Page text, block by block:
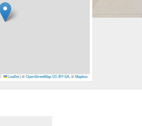
Leaflet |©OpenStreetMap CC-BY-SA, ©Mapbox